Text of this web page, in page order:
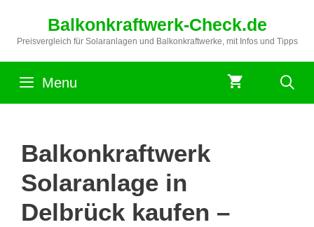
springen
Balkonkraftwerk-Check.de
Preisvergleich für Solaranlagen und Balkonkraftwerke, mit Infos und Tipps
Menu
Balkonkraftwerk
Solaranlage in
Delbrück kaufen –